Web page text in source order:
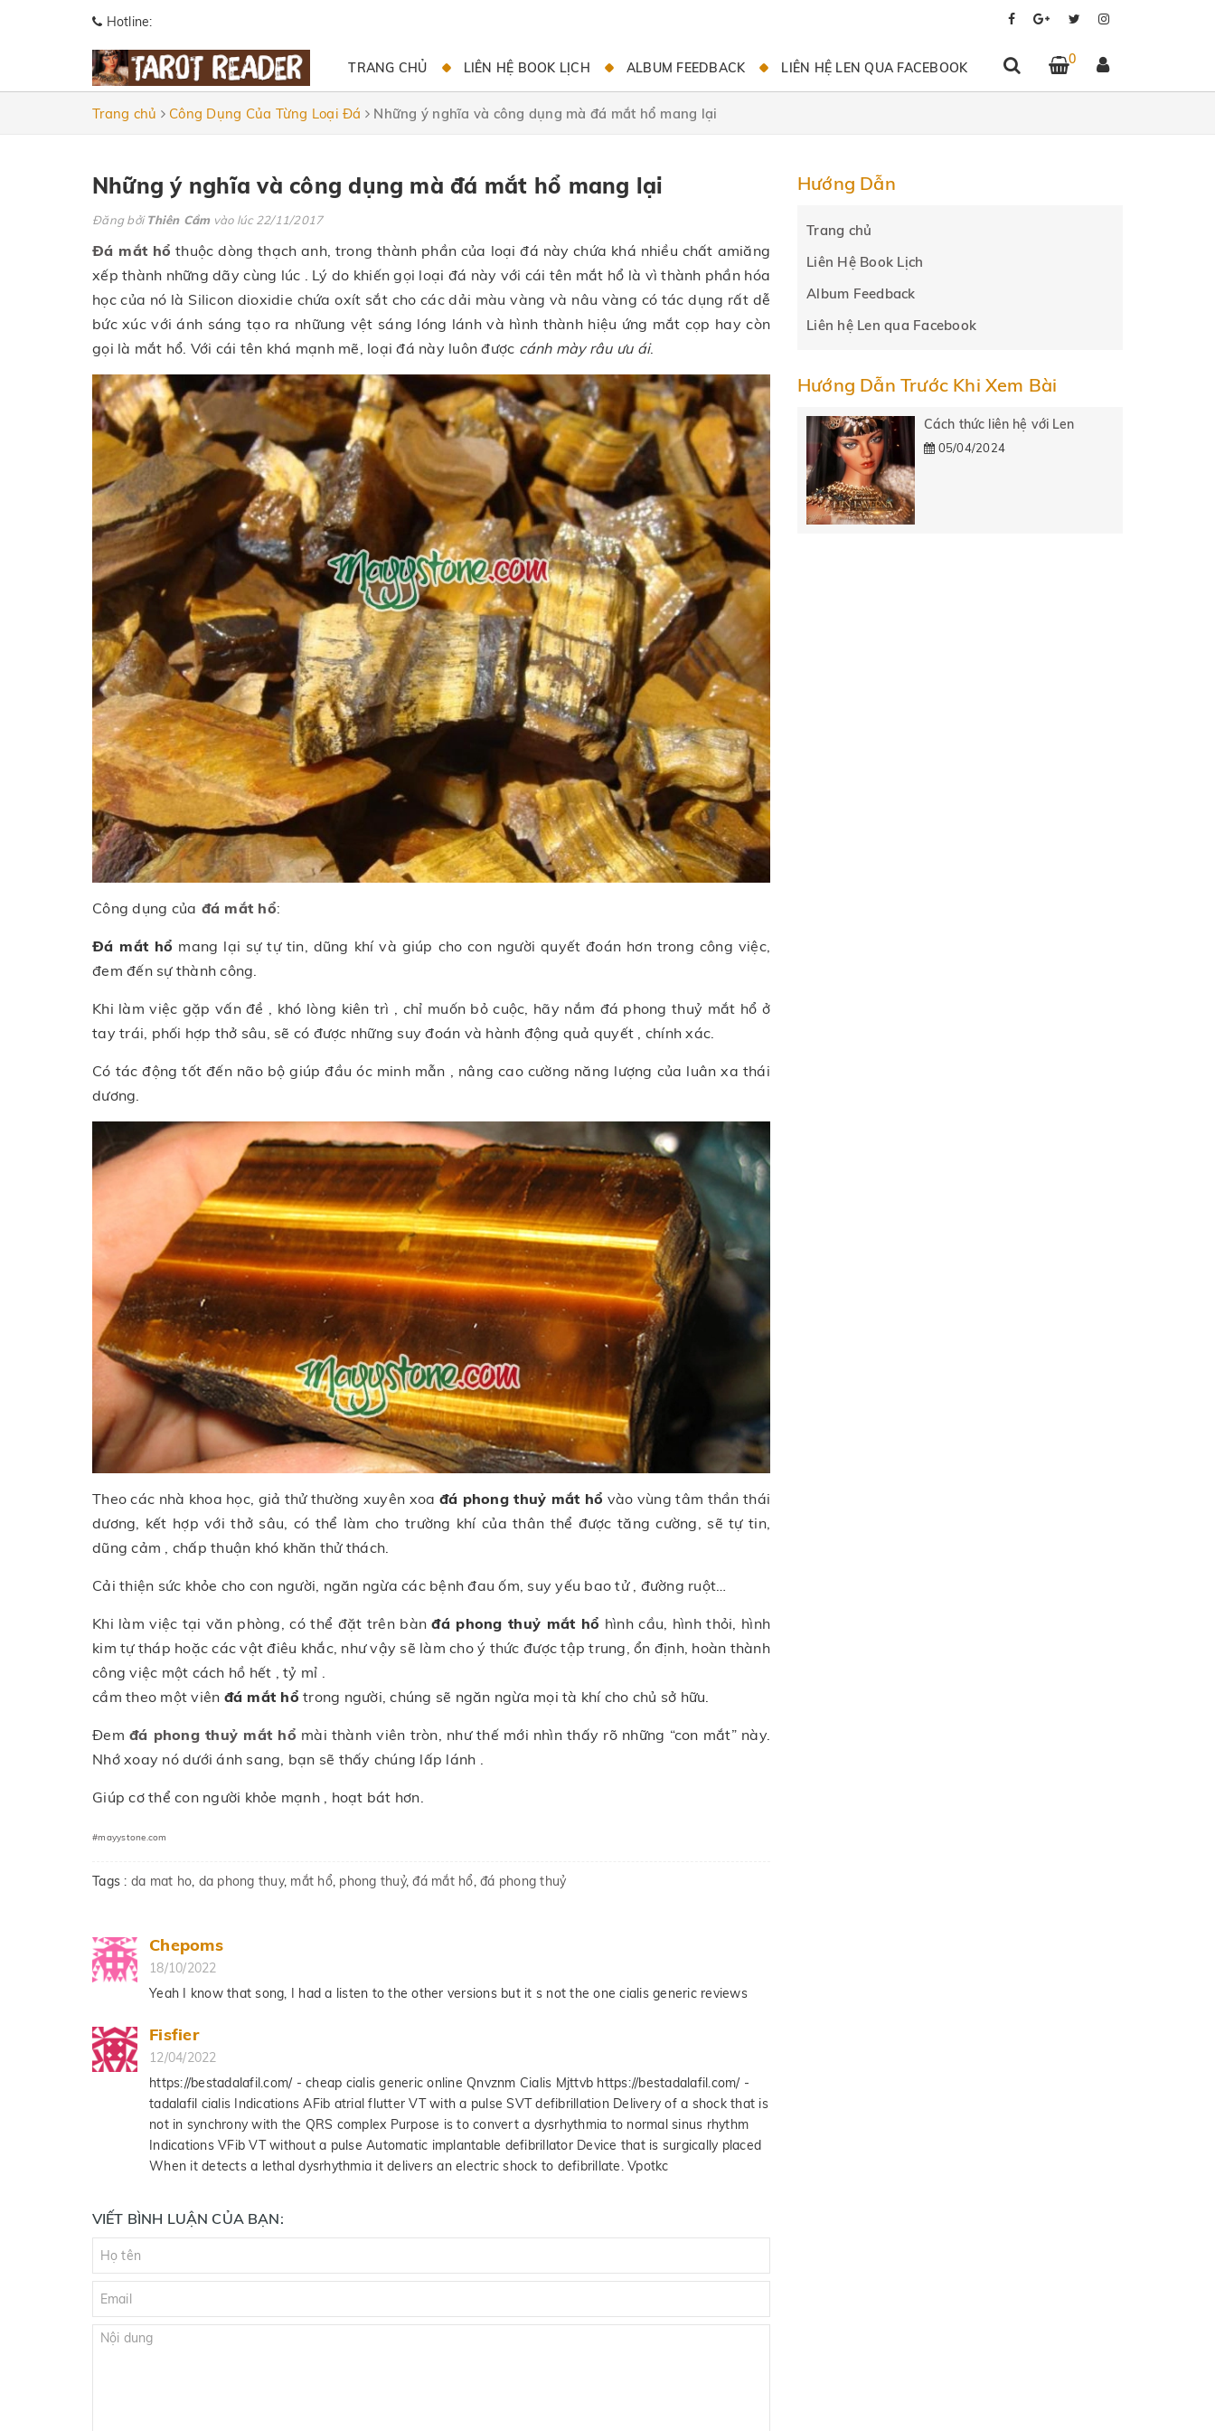
Hotline:
0
TRANG CHỦ LIÊN HỆ BOOK LỊCH ALBUM FEEDBACK LIÊN HỆ LEN QUA FACEBOOK
Trang chủ Công Dụng Của Từng Loại Đá Những ý nghĩa và công dụng mà đá mắt hổ mang lại
Những ý nghĩa và công dụng mà đá mắt hổ mang lại
Đăng bởiThiên Cầm vào lúc 22/11/2017
Đá mắt hổ thuộc dòng thạch anh, trong thành phần của loại đá này chứa khá nhiều chất amiăng
xếp thành những dãy cùng lúc . Lý do khiến gọi loại đá này với cái tên mắt hổ là vì thành phần hóa
học của nó là Silicon dioxidie chứa oxít sắt cho các dải màu vàng và nâu vàng có tác dụng rất dễ
bức xúc với ánh sáng tạo ra nhữung vệt sáng lóng lánh và hình thành hiệu ứng mắt cọp hay còn
gọi là mắt hổ. Với cái tên khá mạnh mẽ, loại đá này luôn được cánh mày râu ưu ái.
Công dụng của đá mắt hổ:
Đá mắt hổ mang lại sự tự tin, dũng khí và giúp cho con người quyết đoán hơn trong công việc,
đem đến sự thành công.
Khi làm việc gặp vấn đề , khó lòng kiên trì , chỉ muốn bỏ cuộc, hãy nắm đá phong thuỷ mắt hổ ở
tay trái, phối hợp thở sâu, sẽ có được những suy đoán và hành động quả quyết , chính xác.
Có tác động tốt đến não bộ giúp đầu óc minh mẫn , nâng cao cường năng lượng của luân xa thái
dương.
Theo các nhà khoa học, giả thử thường xuyên xoa đá phong thuỷ mắt hổ vào vùng tâm thần thái
dương, kết hợp với thở sâu, có thể làm cho trường khí của thân thể được tăng cường, sẽ tự tin,
dũng cảm , chấp thuận khó khăn thử thách.
Cải thiện sức khỏe cho con người, ngăn ngừa các bệnh đau ốm, suy yếu bao tử , đường ruột…
Khi làm việc tại văn phòng, có thể đặt trên bànđá phong thuỷ mắt hổ hình cầu, hình thỏi, hình
kim tự tháp hoặc các vật điêu khắc, như vậy sẽ làm cho ý thức được tập trung, ổn định, hoàn thành
công việc một cách hồ hết , tỷ mỉ .
cầm theo một viên đá mắt hổ trong người, chúng sẽ ngăn ngừa mọi tà khí cho chủ sở hữu.
Đem đá phong thuỷ mắt hổ mài thành viên tròn, như thế mới nhìn thấy rõ những “con mắt” này.
Nhớ xoay nó dưới ánh sang, bạn sẽ thấy chúng lấp lánh .
Giúp cơ thể con người khỏe mạnh , hoạt bát hơn.
#mayystone.com
Tags : da mat ho, da phong thuy, mắt hổ, phong thuỷ,đá mắt hổ, đá phong thuỷ
Chepoms
18/10/2022
Yeah I know that song, I had a listen to the other versions but it s not the one cialis generic reviews
Fisfier
12/04/2022
https://bestadalafil.com/ - cheap cialis generic online Qnvznm Cialis Mjttvb https://bestadalafil.com/ -
tadalafil cialis Indications AFib atrial flutter VT with a pulse SVT defibrillation Delivery of a shock that is
not in synchrony with the QRS complex Purpose is to convert a dysrhythmia to normal sinus rhythm
Indications VFib VT without a pulse Automatic implantable defibrillator Device that is surgically placed
When it detects a lethal dysrhythmia it delivers an electric shock to defibrillate. Vpotkc
VIẾT BÌNH LUẬN CỦA BẠN:
Hướng Dẫn
Trang chủ
Liên Hệ Book Lịch
Album Feedback
Liên hệ Len qua Facebook
Hướng Dẫn Trước Khi Xem Bài
Cách thức liên hệ với Len
05/04/2024